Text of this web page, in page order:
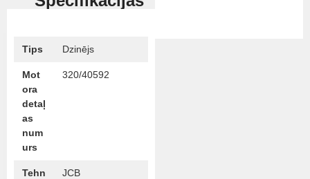
Tips Dzinējs
Mot
ora
detaļ
as
num
urs
320/40592
Tehn
JCB